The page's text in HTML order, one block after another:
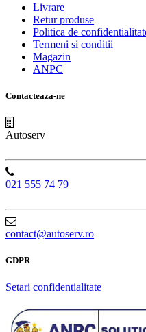
Livrare
Retur produse
Politica de
Termeni si conditii
Magazin
ANPC
Contacteaza-ne
Autoserv
021 555 74 79
contact@autoserv.ro
GDPR
Setari confidentialitate